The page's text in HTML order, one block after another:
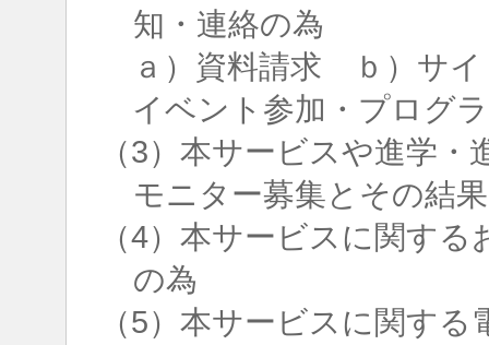
知・連絡の為
ａ）資料請求 ｂ）サ
イベント参加・プログ
（3）本サービスや進学
モニター募集とその結
（4）本サービスに関す
の為
（5）本サービスに関す